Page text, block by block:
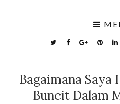
Bagaimana Saya
Buncit Dalam